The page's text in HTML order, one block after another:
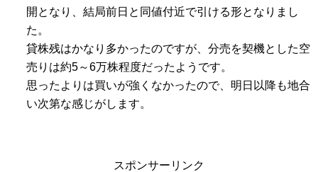
開となり、結局前日と同値付近で引ける形となりまし
た。
貸株残はかなり多かったのですが、分売を契機とした空
売りは約5～6万株程度だったようです。
思ったよりは買いが強くなかったので、明日以降も地合
い次第な感じがします。
スポンサーリンク